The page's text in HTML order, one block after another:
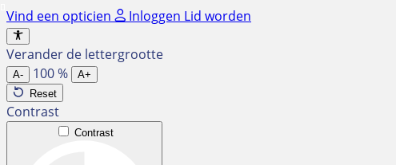
Ga
naar
de
inhoud
Vind een opticien Inloggen Lid worden
Verander de lettergrootte
A- 100%
A+
Reset
Contrast
Contrast